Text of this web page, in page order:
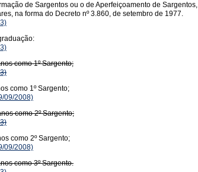
de Sargentos ou o de Aperfeiçoamento de
na forma do Decreto nº 3.860, de setembro de 1977.
como 1º Sargento;
como 1º Sargento;
09/2008)
como 2º Sargento;
como 2º Sargento;
09/2008)
como 3º Sargento.